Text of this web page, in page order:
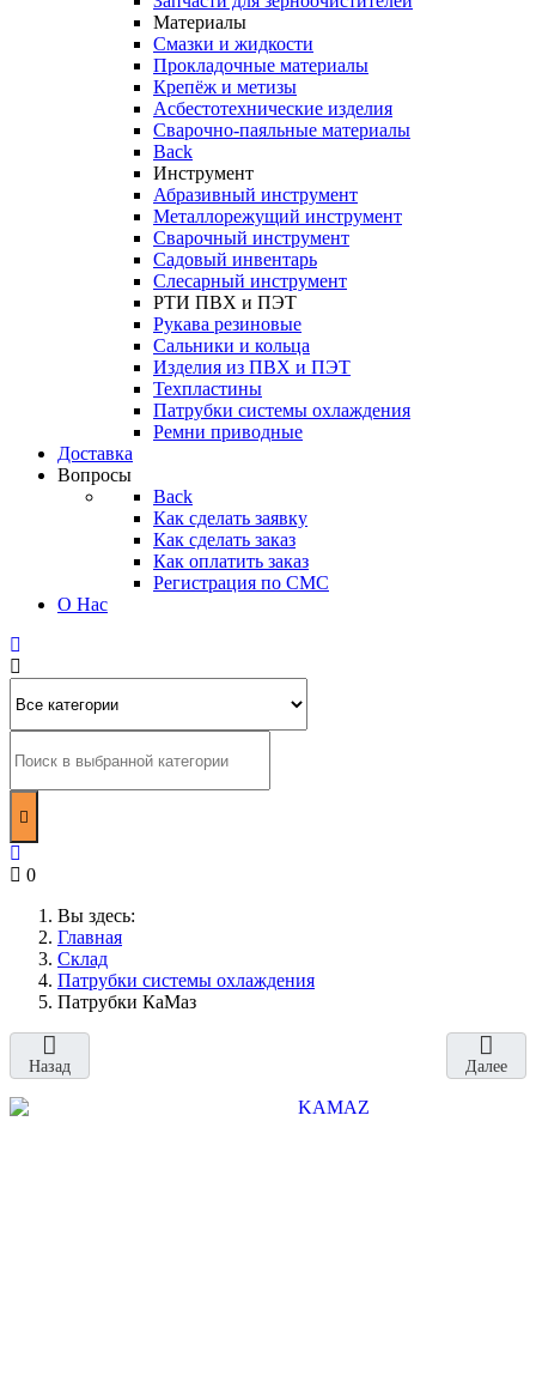
Материалы
Смазки и жидкости
Прокладочные материалы
Крепёж и метизы
Асбестотехнические изделия
Сварочно-паяльные материалы
Back
Инструмент
Абразивный инструмент
Металлорежущий инструмент
Сварочный инструмент
Садовый инвентарь
Слесарный инструмент
РТИ ПВХ и ПЭТ
Рукава резиновые
Сальники и кольца
Изделия из ПВХ и ПЭТ
Техпластины
Патрубки системы охлаждения
Ремни приводные
Доставка
Вопросы
Back
Как сделать заявку
Как сделать заказ
Как оплатить заказ
Регистрация по СМС
О Нас
0
Вы здесь:
Главная
Склад
Патрубки системы охлаждения
Патрубки КаМаз
Назад Далее